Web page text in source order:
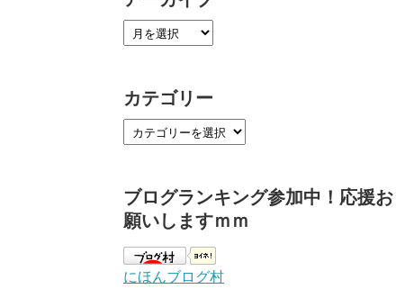
カテゴリー
ブログランキング参加中！応援お
願いしますｍｍ
にほんブログ村